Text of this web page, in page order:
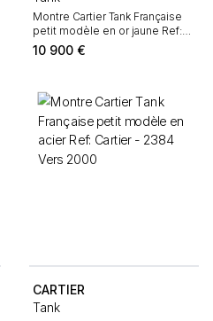
Montre Cartier Tank Française
petit modèle en or jaune Ref:
Cartier - 2385 Vers 1990
10 900 €
CARTIER
Tank